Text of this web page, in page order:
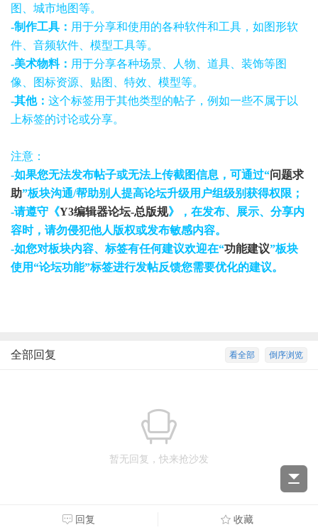
图、城市地图等。
-制作工具： 用于分享和使用的各种软件和工具，如图形软
件、音频软件、模型工具等。
-美术物料： 用于分享各种场景、人物、道具、装饰等图
像、图标资源、贴图、特效、模型等。
-其他： 这个标签用于其他类型的帖子，例如一些不属于以
上标签的讨论或分享。
注意：
-如果您无法发布帖子或无法上传截图信息，可通过“问题求
助”板块沟通/帮助别人提高论坛升级用户组级别获得权限；
-请遵守《Y3编辑器论坛-总版规》，在发布、展示、分享内
容时，请勿侵犯他人版权或发布敏感内容。
-如您对板块内容、标签有任何建议欢迎在“功能建议”板块
使用“论坛功能”标签进行发帖反馈您需要优化的建议。
倒序浏览
看全部
全部回复
暂无回复，快来抢沙发
回复 收藏